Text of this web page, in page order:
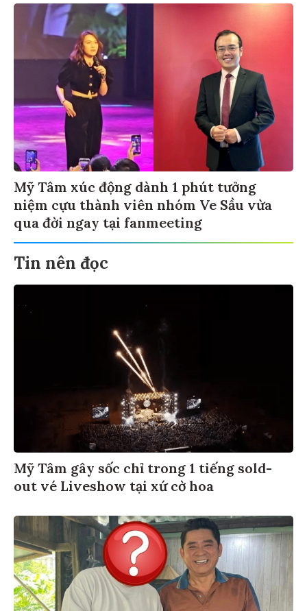
Mỹ Tâm xúc động dành 1 phút tưởng
niệm cựu thành viên nhóm Ve Sầu vừa
qua đời ngay tại fanmeeting
Tin nên đọc
Mỹ Tâm gây sốc chỉ trong 1 tiếng sold-
out vé Liveshow tại xứ cờ hoa